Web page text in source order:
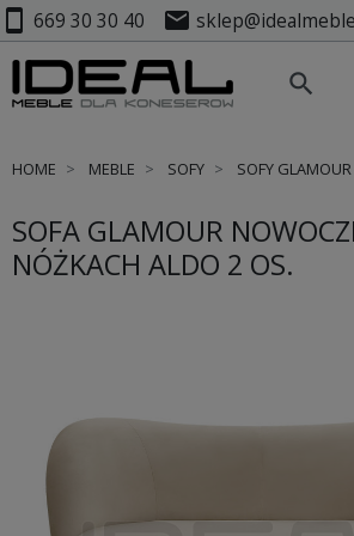
smartphone 669 30 30 40 mail
search
HOME MEBLE SOFY SOFY GLAMOUR
SOFA GLAMOUR
NÓŻKACH ALDO 2 OS.